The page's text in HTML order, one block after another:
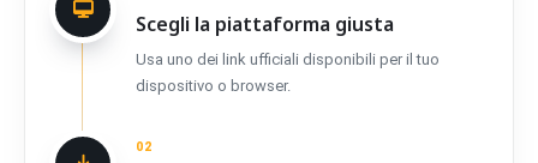
Scegli la piattaforma giusta
Usa uno dei link ufficiali disponibili per il tuo
dispositivo o browser.
02